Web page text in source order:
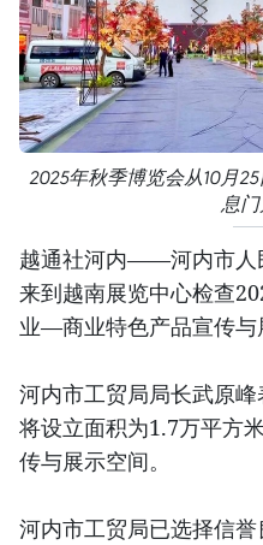
2025年秋季博览会从10月
息
越通社河内——河内市人
来到越南展览中心检查
业—商业特色产品宣传与
河内市工贸局局长武原
将设立面积为1.7万平方
传与展示空间。
河内市工贸局已选择信